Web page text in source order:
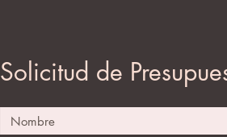
Solicitud de